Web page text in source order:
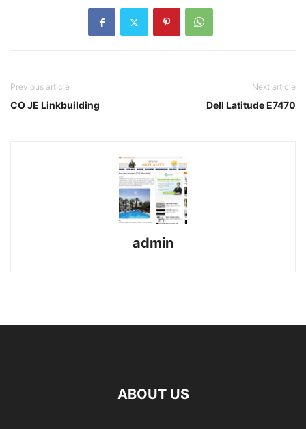
Previous article
CO JE Linkbuilding
Next article
Dell Latitude E7470
admin
ABOUT US